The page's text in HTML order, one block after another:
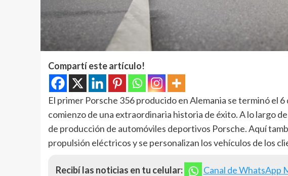
Compartí este artículo!
El primer Porsche 356 producido en Alemania se terminó el 6
comienzo de una extraordinaria historia de éxito. A lo largo
de producción de automóviles deportivos Porsche. Aquí
propulsión eléctricos y se personalizan los vehículos de los
Recibí las noticias en tu celular: Canal de WhatsApp